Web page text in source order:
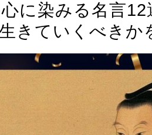
に染みる名言12
きていくべきか